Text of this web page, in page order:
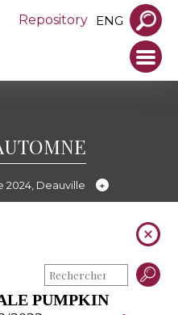
Repository ENG
2024, Deauville
PUMPKIN